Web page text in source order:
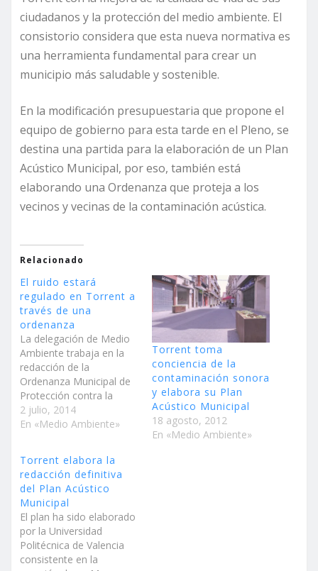
ciudadanos y la protección del medio ambiente. El
consistorio considera que esta nueva normativa es
una herramienta fundamental para crear un
municipio más saludable y sostenible.
En la modificación presupuestaria que propone el
equipo de gobierno para esta tarde en el Pleno, se
destina una partida para la elaboración de un Plan
Acústico Municipal, por eso, también está
elaborando una Ordenanza que proteja a los
vecinos y vecinas de la contaminación acústica.
Relacionado
El ruido estará
regulado en Torrent a
través de una
ordenanza
La delegación de Medio
Ambiente trabaja en la
redacción de la
Ordenanza Municipal de
Protección contra la
Contaminación Acústica
La normativa establecerá
descanso, comprendido
entre las 22.00 horas y
las 08.00 horas de la
mañana entre semana y
hasta las 09.30 horas
de…
2 julio, 2014
En «Medio Ambiente»
Torrent toma
conciencia de la
contaminación sonora
y elabora su Plan
Acústico Municipal
18 agosto, 2012
En «Medio Ambiente»
Torrent elabora la
redacción definitiva
del Plan Acústico
Municipal
El plan ha sido elaborado
por la Universidad
Politécnica de Valencia
consistente en la